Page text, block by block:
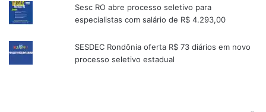
Sesc RO abre processo seletivo para
especialistas com salário de R$ 4.293,00
SESDEC Rondônia oferta R$ 73 diários em novo
processo seletivo estadual